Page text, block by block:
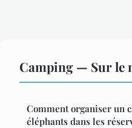
Camping — Sur le
Comment organiser un
éléphants dans les